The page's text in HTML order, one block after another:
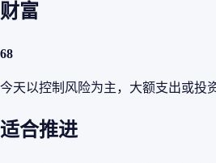
财富
68
今天以控制风险为主，大额支出或投
适合推进